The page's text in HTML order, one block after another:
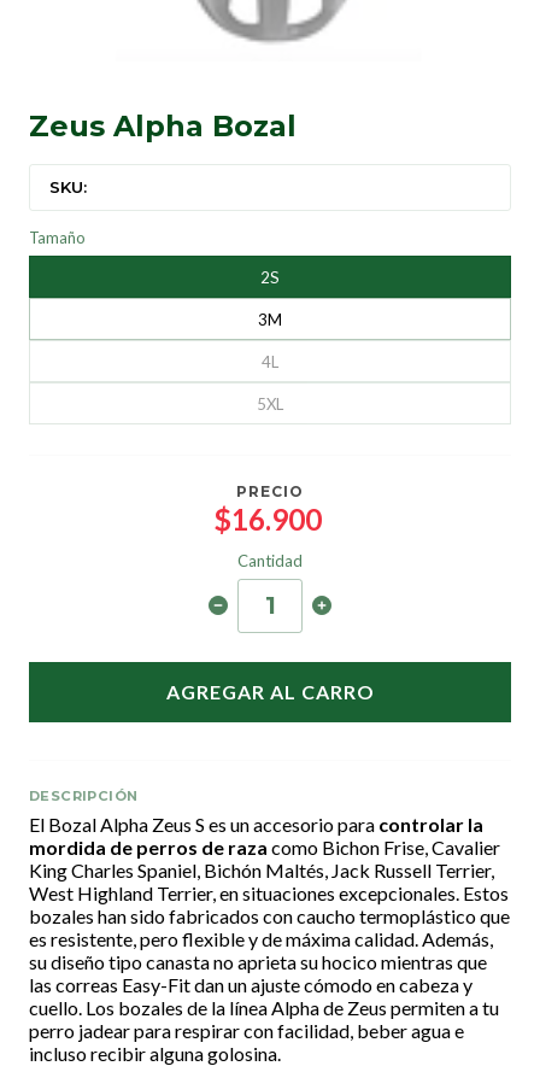
Zeus Alpha Bozal
SKU:
Tamaño
2S
3M
4L
5XL
PRECIO
$16.900
Cantidad
AGREGAR AL CARRO
DESCRIPCIÓN
El Bozal Alpha Zeus S es un accesorio para controlar la
mordida de perros de raza como Bichon Frise, Cavalier
King Charles Spaniel, Bichón Maltés, Jack Russell Terrier,
West Highland Terrier, en situaciones excepcionales. Estos
bozales han sido fabricados con caucho termoplástico que
es resistente, pero flexible y de máxima calidad. Además,
su diseño tipo canasta no aprieta su hocico mientras que
las correas Easy-Fit dan un ajuste cómodo en cabeza y
cuello. Los bozales de la línea Alpha de Zeus permiten a tu
perro jadear para respirar con facilidad, beber agua e
incluso recibir alguna golosina.